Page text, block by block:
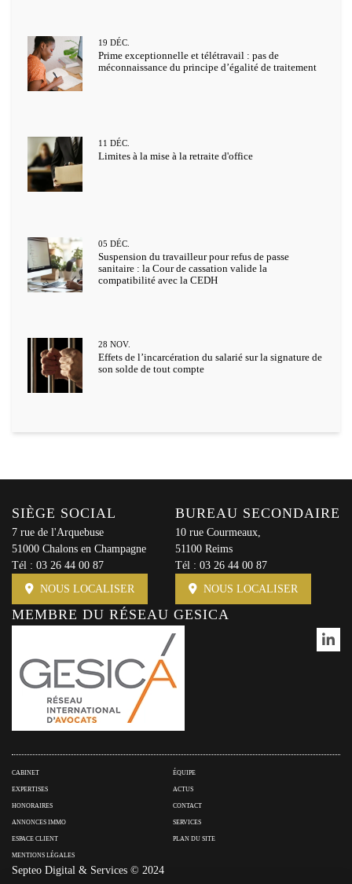
Prime exceptionnelle et télétravail : pas de
méconnaissance du principe d’égalité de traitement
19 DÉC.
Limites à la mise à la retraite d'office
11 DÉC.
Suspension du travailleur pour refus de passe
sanitaire : la Cour de cassation valide la
compatibilité avec la CEDH
05 DÉC.
Effets de l’incarcération du salarié sur la signature de
son solde de tout compte
28 NOV.
SIÈGE SOCIAL
7 rue de l'Arquebuse
51000 Chalons en Champagne
Tél : 03 26 44 00 87
NOUS LOCALISER
BUREAU SECONDAIRE
10 rue Courmeaux,
51100 Reims
Tél : 03 26 44 00 87
NOUS LOCALISER
MEMBRE DU RÉSEAU GESICA
CABINET ÉQUIPE
EXPERTISES ACTUS
HONORAIRES CONTACT
ANNONCES IMMO SERVICES
ESPACE CLIENT PLAN DU SITE
MENTIONS LÉGALES
Septeo Digital & Services © 2024